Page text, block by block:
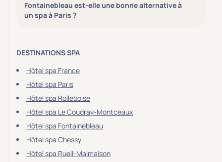
Fontainebleau est-elle une bonne alternative à
un spa à Paris ?
DESTINATIONS SPA
Hôtel spa France
Hôtel spa Paris
Hôtel spa Rolleboise
Hôtel spa Le Coudray-Montceaux
Hôtel spa Fontainebleau
Hôtel spa Chessy
Hôtel spa Rueil-Malmaison